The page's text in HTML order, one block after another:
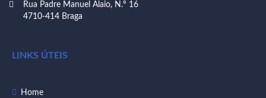
Rua Padre Manuel Alaio, N.º 16
4710-414 Braga
LINKS ÚTEIS
Home